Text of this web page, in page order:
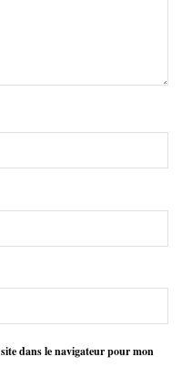
dans le navigateur pour mon